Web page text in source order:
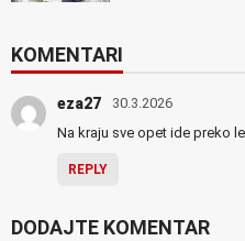
KOMENTARI
eza27 30.3.2026
Na kraju sve opet ide preko
REPLY
DODAJTE KOMENTAR